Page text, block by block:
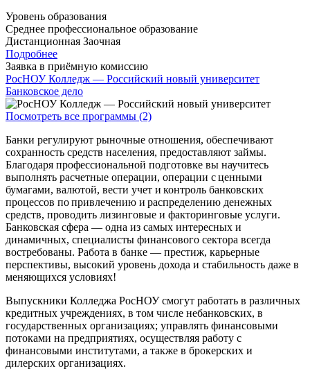
Уровень образования
Среднее профессиональное образование
Дистанционная Заочная
Подробнее
Заявка в приёмную комиссию
РосНОУ Колледж — Российский новый университет
Банковское дело
Посмотреть все программы (2)
Банки регулируют рыночные отношения, обеспечивают
сохранность средств населения, предоставляют займы.
Благодаря профессиональной подготовке вы научитесь
выполнять расчетные операции, операции с ценными
бумагами, валютой, вести учет и контроль банковских
процессов по привлечению и распределению денежных
средств, проводить лизинговые и факторинговые услуги.
Банковская сфера — одна из самых интересных и
динамичных, специалисты финансового сектора всегда
востребованы. Работа в банке — престиж, карьерные
перспективы, высокий уровень дохода и стабильность даже в
меняющихся условиях!
Выпускники Колледжа РосНОУ смогут работать в различных
кредитных учреждениях, в том числе небанковских, в
государственных организациях; управлять финансовыми
потоками на предприятиях, осуществляя работу с
финансовыми институтами, а также в брокерских и
дилерских организациях.